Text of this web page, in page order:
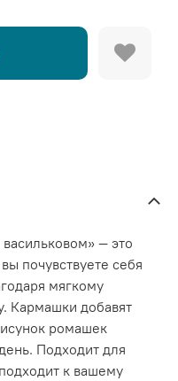
— это
почувствуете себя
мягкому
Кармашки добавят
ромашек
Подходит для
к вашему